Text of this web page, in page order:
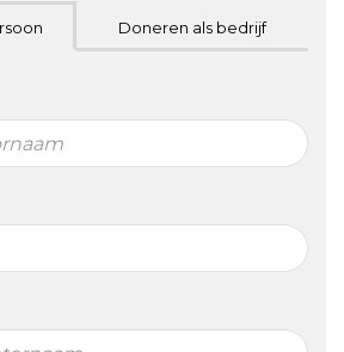
Doneren als bedrijf